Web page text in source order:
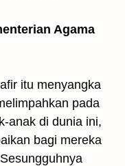
Agama
itu menyangka
pada
anak di dunia ini,
bagi mereka